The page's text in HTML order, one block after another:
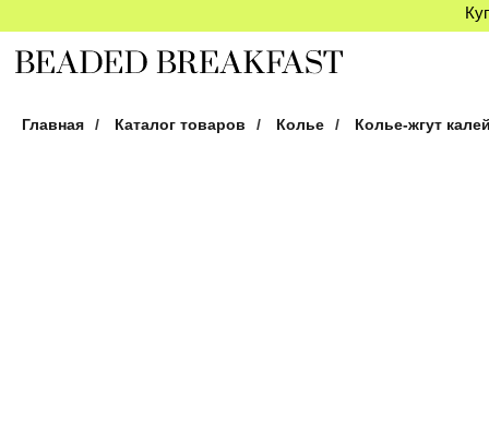
Главная / Каталог товаров / Колье / Колье-жгут